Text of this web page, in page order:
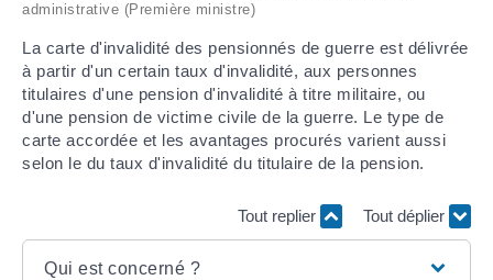
administrative (Première ministre)
La carte d'invalidité des pensionnés de guerre est délivrée
à partir d'un certain taux d'invalidité, aux personnes
titulaires d'une pension d'invalidité à titre militaire, ou
d'une pension de victime civile de la guerre. Le type de
carte accordée et les avantages procurés varient aussi
selon le du taux d'invalidité du titulaire de la pension.
Tout replier Tout déplier
Qui est concerné ?